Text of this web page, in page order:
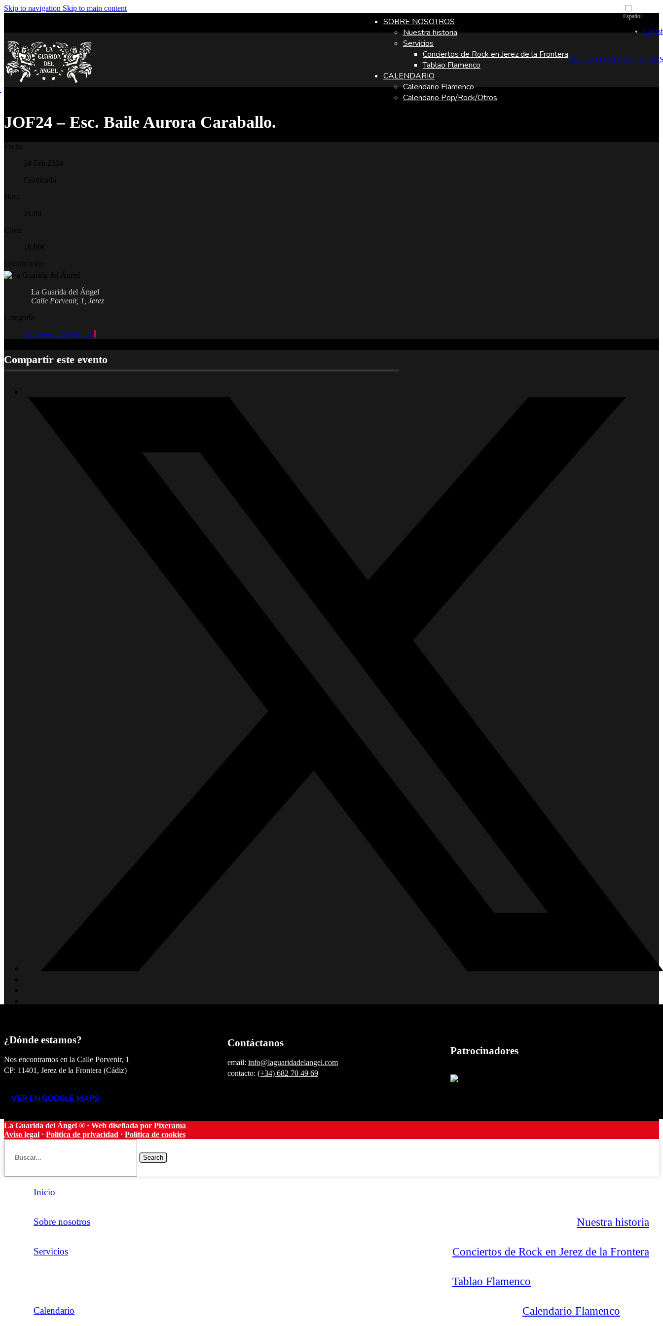
Skip to navigation Skip to main content
Español
SOBRE NOSOTROS
Nuestra historia
Servicios
Conciertos de Rock en Jerez de la Frontera
Tablao Flamenco
CALENDARIO
Calendario Flamenco
Calendario Pop/Rock/Otros
ENTRADAS
JOF24 – Esc. Baile Aurora Caraballo.
Fecha
24 Feb 2024
Finalizado
Hora
21:00
Coste
10,00€
Localización
La Guarida del Ángel
Calle Porvenir, 1, Jerez
Categoría
XIII Jerez Off Festival
Compartir este evento
¿Dónde estamos?
Nos encontramos en la Calle Porvenir, 1
CP: 11401, Jerez de la Frontera (Cádiz)
VER EN GOOGLE MAPS
Contáctanos
email: info@laguaridadelangel.com
contacto: (+34) 682 70 49 69
Patrocinadores
La Guarida del Ángel ® · Web diseñada por Pixerama
Aviso legal · Política de privacidad · Política de cookies
Search
Inicio
Sobre nosotros Nuestra historia
Servicios Conciertos de Rock en Jerez de la Frontera
Tablao Flamenco
Calendario Calendario Flamenco